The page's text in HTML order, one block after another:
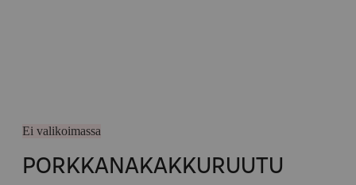
Ei valikoimassa
PORKKANAKAKKURUUTU